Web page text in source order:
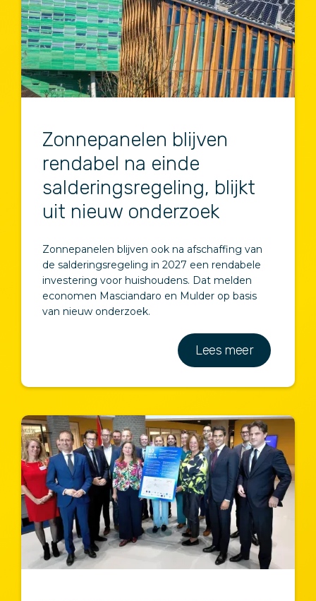
Zonnepanelen blijven
rendabel na einde
salderingsregeling, blijkt
uit nieuw onderzoek
Zonnepanelen blijven ook na afschaffing van
de salderingsregeling in 2027 een rendabele
investering voor huishoudens. Dat melden
economen Masciandaro en Mulder op basis
van nieuw onderzoek.
Lees meer